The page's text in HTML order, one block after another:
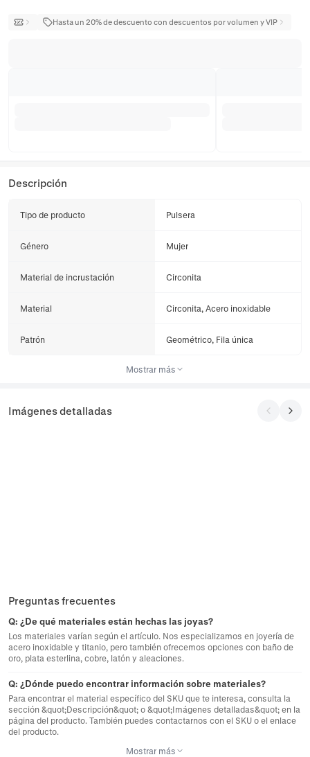
Hasta un 20% de descuento con descuentos por volumen y VIP
Descripción
Tipo de producto Pulsera
Género Mujer
Material de incrustación Circonita
Material Circonita, Acero inoxidable
Patrón Geométrico, Fila única
Mostrar más
Imágenes detalladas
Preguntas frecuentes
Q: ¿De qué materiales están hechas las joyas?
Los materiales varían según el artículo. Nos especializamos en joyería de
acero inoxidable y titanio, pero también ofrecemos opciones con baño de
oro, plata esterlina, cobre, latón y aleaciones.
Q: ¿Dónde puedo encontrar información sobre materiales?
Para encontrar el material específico del SKU que te interesa, consulta la
sección &quot;Descripción&quot; o &quot;Imágenes detalladas&quot; en la
página del producto. También puedes contactarnos con el SKU o el enlace
del producto.
Mostrar más